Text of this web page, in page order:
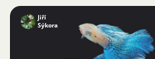
Jiří
Sýkora